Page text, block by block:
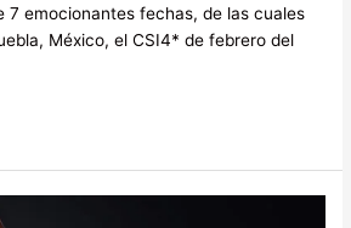
7 emocionantes fechas, de las cuales
México, el CSI4* de febrero del